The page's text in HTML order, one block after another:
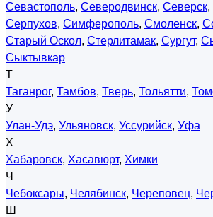
Севастополь, Северодвинск, Северск,
Серпухов, Симферополь, Смоленск,
Старый Оскол, Стерлитамак, Сургут,
Сыктывкар
Т
Таганрог, Тамбов, Тверь, Тольятти,
У
Улан-Удэ, Ульяновск, Уссурийск, Уфа
Х
Хабаровск, Хасавюрт, Химки
Ч
Чебоксары, Челябинск, Череповец,
Ш